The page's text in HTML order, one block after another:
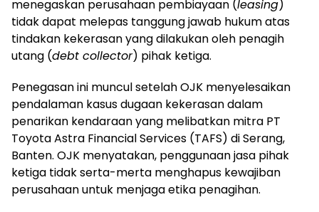
menegaskan perusahaan pembiayaan (leasing)
tidak dapat melepas tanggung jawab hukum atas
tindakan kekerasan yang dilakukan oleh penagih
utang (debt collector) pihak ketiga.
Penegasan ini muncul setelah OJK menyelesaikan
pendalaman kasus dugaan kekerasan dalam
penarikan kendaraan yang melibatkan mitra PT
Toyota Astra Financial Services (TAFS) di Serang,
Banten. OJK menyatakan, penggunaan jasa pihak
ketiga tidak serta-merta menghapus kewajiban
perusahaan untuk menjaga etika penagihan.